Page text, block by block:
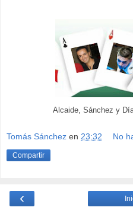
Alcaide, Sánchez y
Tomás Sánchez en 23:32 No
Compartir
‹